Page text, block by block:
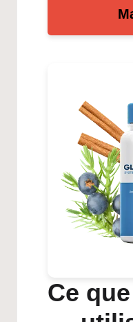
Ce